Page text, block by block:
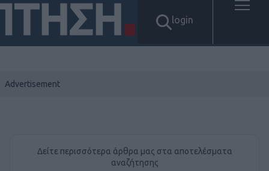
login
Δείτε περισσότερα άρθρα μας στα αποτελέσματα
αναζήτησης